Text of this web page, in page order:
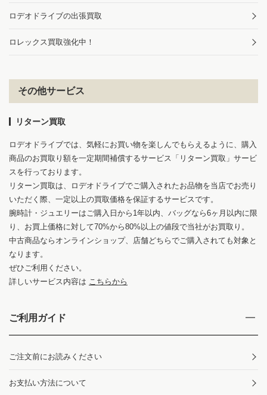
ロデオドライブの出張買取
ロレックス買取強化中！
その他サービス
リターン買取
ロデオドライブでは、気軽にお買い物を楽しんでもらえるように、購入
商品のお買取り額を一定期間補償するサービス「リターン買取」サービ
スを行っております。
リターン買取は、ロデオドライブでご購入されたお品物を当店でお売り
いただく際、一定以上の買取価格を保証するサービスです。
腕時計・ジュエリーはご購入日から1年以内、バッグなら6ヶ月以内に限
り、お買上価格に対して70%から80%以上の値段で当社がお買取り。
中古商品ならオンラインショップ、店舗どちらでご購入されても対象と
なります。
ぜひご利用ください。
詳しいサービス内容は こちらから
ご利用ガイド
ご注文前にお読みください
お支払い方法について